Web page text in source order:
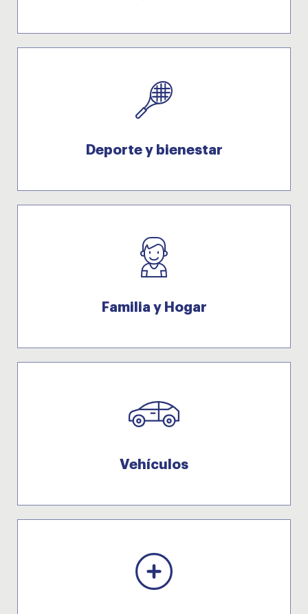
Deporte y bienestar
Familia y Hogar
Vehículos